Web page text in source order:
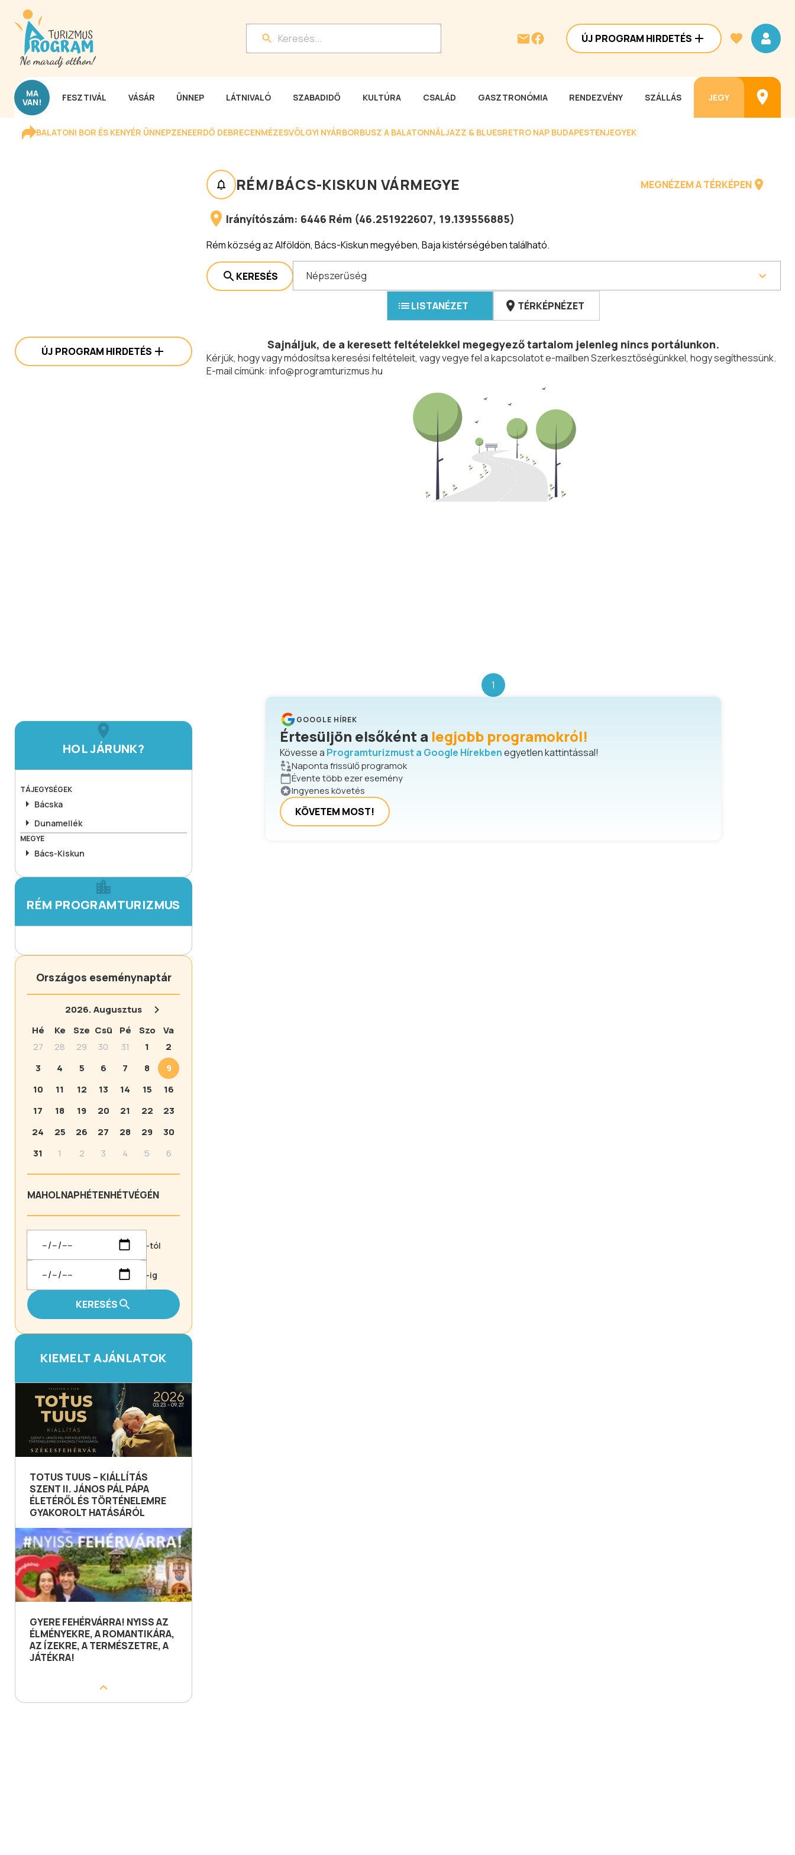
ÚJ PROGRAM HIRDETÉS
MA
VAN! FESZTIVÁL VÁSÁR ÜNNEP LÁTNIVALÓ SZABADIDŐ KULTÚRA CSALÁD GASZTRONÓMIA RENDEZVÉNY SZÁLLÁS JEGY
BALATONI BOR ÉS KENYÉR ÜNNEPZENEERDŐ DEBRECENMÉZESVÖLGYI NYÁRBORBUSZ A BALATONNÁLJAZZ & BLUESRETRO NAP BUDAPESTENJEGYEK
ÚJ PROGRAM HIRDETÉS
HOL JÁRUNK?
TÁJEGYSÉGEK
Bácska
Dunamellék
MEGYE
Bács-Kiskun
RÉM PROGRAMTURIZMUS
Országos eseménynaptár
2026.Augusztus
Hé
Ke Sze Csü Pé Szo
Va
27
28 29 30 31 1
2
3
4 5 6 7 8
9
10
11 12 13 14 15
16
17
18 19 20 21 22
23
24
25 26 27 28 29
30
31
1 2 3 4 5 6
MAHOLNAPHÉTENHÉTVÉGÉN
-tól
-ig
KERESÉS
KIEMELT AJÁNLATOK
TOTUS TUUS – KIÁLLÍTÁS
SZENT II. JÁNOS PÁL PÁPA
ÉLETÉRŐL ÉS TÖRTÉNELEMRE
GYAKOROLT HATÁSÁRÓL
GYERE FEHÉRVÁRRA! NYISS AZ
ÉLMÉNYEKRE, A ROMANTIKÁRA,
AZ ÍZEKRE, A TERMÉSZETRE, A
JÁTÉKRA!
RÉM/BÁCS-KISKUN VÁRMEGYE MEGNÉZEM A TÉRKÉPEN
Irányítószám: 6446 Rém (46.251922607, 19.139556885)
Rém község az Alföldön, Bács-Kiskun megyében, Baja kistérségében található.
KERESÉS Népszerűség
LISTANÉZET TÉRKÉPNÉZET
Sajnáljuk, de a keresett feltételekkel megegyező tartalom jelenleg nincs portálunkon.
Kérjük, hogy vagy módosítsa keresési feltételeit, vagy vegye fel a kapcsolatot e-mailben Szerkesztőségünkkel, hogy segíthessünk.
E-mail címünk: info@programturizmus.hu
1
GOOGLE HÍREK
Értesüljön elsőként a legjobb programokról!
Kövesse a Programturizmust a Google Hírekbenegyetlen kattintással!
Naponta frissülő programok
Évente több ezer esemény
Ingyenes követés
KÖVETEM MOST!